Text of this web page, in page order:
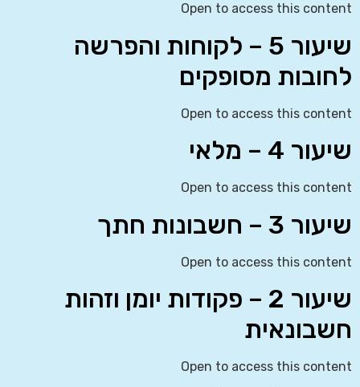
Open to access this content
שיעור 5 – לקוחות והפרשה
לחובות מסופקים
Open to access this content
שיעור 4 – מלאי
Open to access this content
שיעור 3 – חשבונות חתך
Open to access this content
שיעור 2 – פקודות יומן וזהות
חשבונאית
Open to access this content